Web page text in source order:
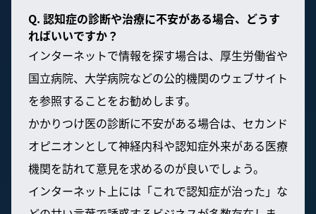
Q. 認知症の診断や治療に不安がある場合、どうす
ればいいですか？
インターネットで情報を探す場合は、厚生労働省や
国立病院、大学病院などの公的機関のウェブサイト
を参照することをお勧めします。
かかりつけ医の診断に不安がある場合は、セカンド
オピニオンとして神経内科や認知症外来がある医療
機関を訪れて意見を求めるのが良いでしょう。
インターネット上には「これで認知症が治った」な